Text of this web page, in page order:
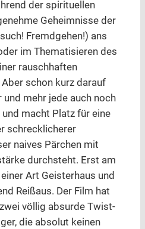
der spirituellen
Geheimnisse der
Fremdgehen!) ans
im Thematisieren des
rauschhaften
schon kurz darauf
mehr jede auch noch
macht Platz für eine
schrecklicherer
naives Pärchen mit
durchsteht. Erst am
Art Geisterhaus und
Reißaus. Der Film hat
völlig absurde Twist-
die absolut keinen